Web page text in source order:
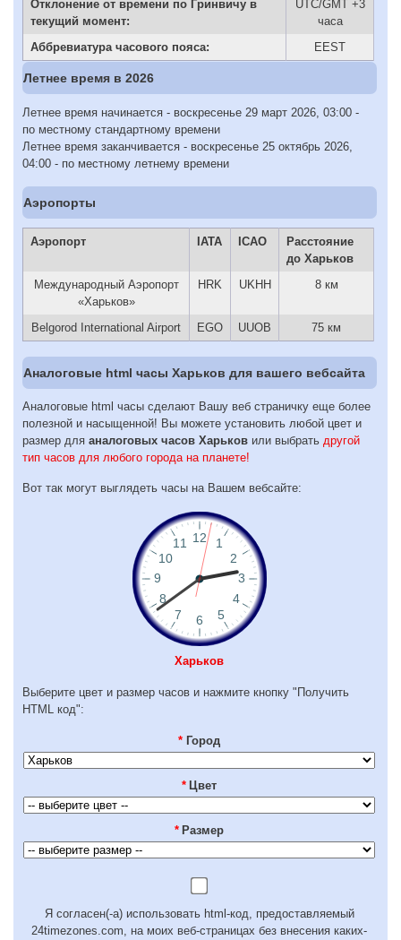
Отклонение от времени по Гринвичу в
текущий момент:
UTC/GMT +3
часа
Аббревиатура часового пояса:
EEST
Летнее время в 2026
Летнее время начинается - воскресенье 29 март 2026, 03:00 -
по местному стандартному времени
Летнее время заканчивается - воскресенье 25 октябрь 2026,
04:00 - по местному летнему времени
Аэропорты
Аэропорт IATA ICAO
Расстояние
до Харьков
Международный Аэропорт
«Харьков»
HRK UKHH 8 км
Belgorod International Airport EGO UUOB 75 км
Аналоговые html часы Харьков для вашего вебсайта
Аналоговые html часы сделают Вашу веб страничку еще более
полезной и насыщенной! Вы можете установить любой цвет и
размер для аналоговых часов Харьков или выбрать другой
тип часов для любого города на планете!
Вот так могут выглядеть часы на Вашем вебсайте:
Харьков
Выберите цвет и размер часов и нажмите кнопку "Получить
HTML код":
* Город
* Цвет
* Размер
Я согласен(-а) использовать html-код, предоставляемый
24timezones.com, на моих веб-страницах без внесения каких-